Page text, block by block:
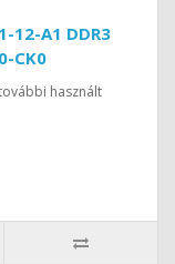
12-A1 DDR3
CK0
használt